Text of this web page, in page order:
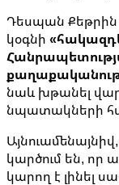
Դեսպան Քեթրին
կօգնի
նաև խթանել
նպատակների
կարծում են, որ
կարող է լինել